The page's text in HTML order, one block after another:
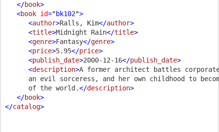
</book>
<book id="bk102">
<author>Ralls, Kim</author>
<title>Midnight Rain</title>
<genre>Fantasy</genre>
<price>5.95</price>
<publish_date>2000-12-16</publish_date>
<description>A former architect battles
an evil sorceress, and her own childhood to
      of the world.
</description>
</book>
</catalog>